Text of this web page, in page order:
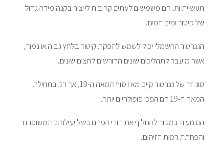
תעשייתיות. הם משמשים לעתים קרובות לייצור בקנה מידה גדול
של קיטור ומים חמים.
הגנרטור החשמלי יכול לשמש להפקת קיטור בלחץ גבוה או נמוך,
אשר מועבר לתהליכים שונים הדורשים לחצים שונים.
סוג זה של גנרטור קיים מאז סוף המאה ה-19, אך רק בתחילת
המאה ה-19 הם הפכו פופולריים יותר.
הם נועדו במקור להחליף את דודי הפחם בשל יעילותם המשופרת
והפחתת רמות הזיהום.